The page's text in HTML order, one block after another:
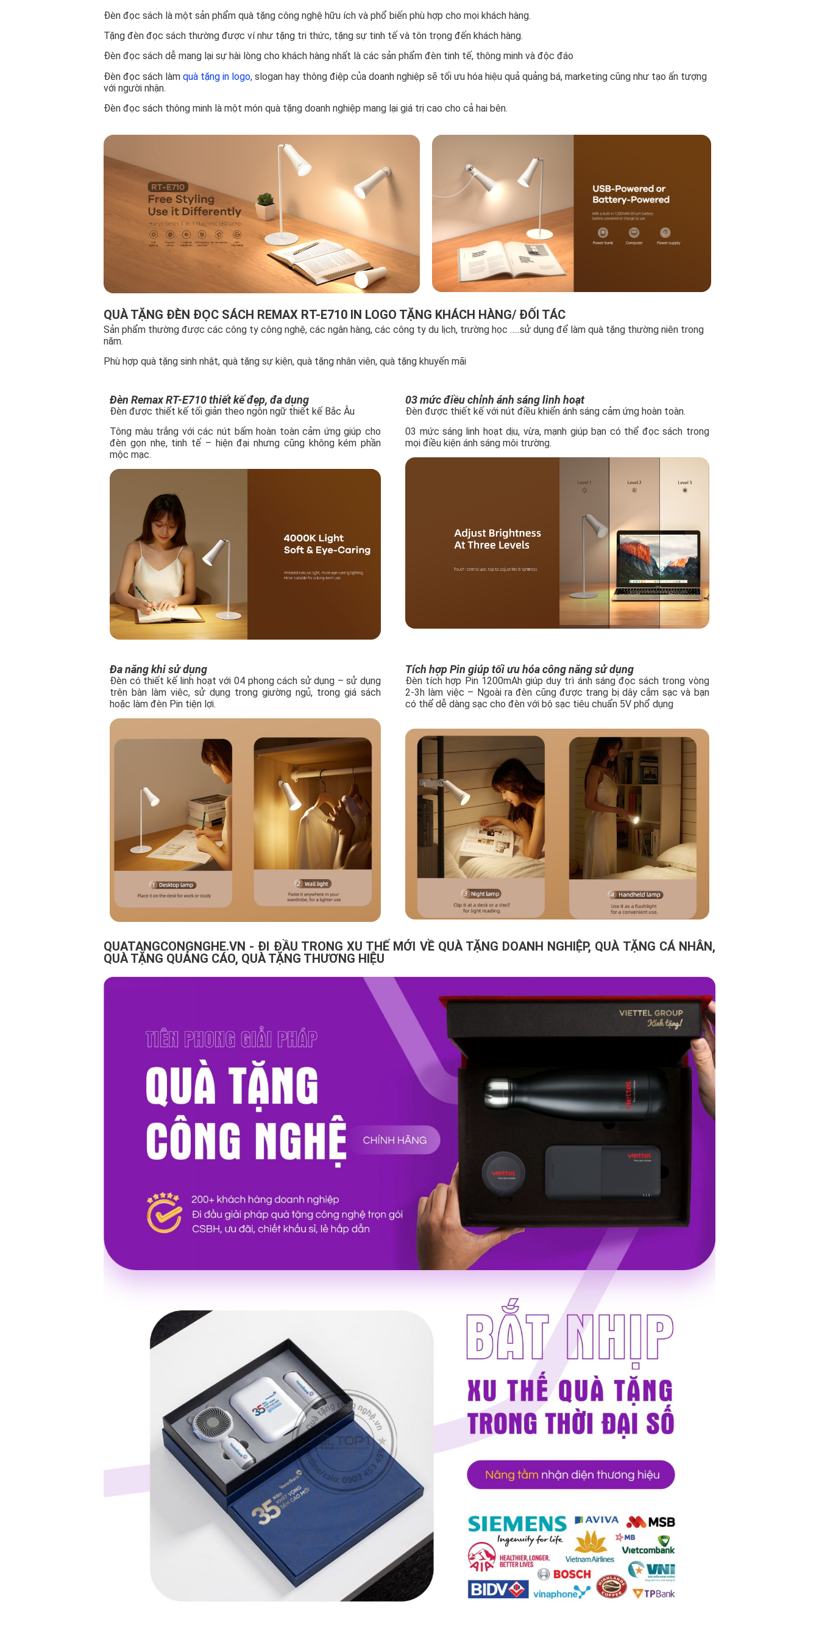
Đèn đọc sách là một sản phẩm quà tặng công nghệ hữu ích và phổ biến phù hợp cho mọi khách hàng.
Tặng đèn đọc sách thường được ví như tặng tri thức, tặng sự tinh tế và tôn trọng đến khách hàng.
Đèn đọc sách dễ mang lại sự hài lòng cho khách hàng nhất là các sản phẩm đèn tinh tế, thông minh và độc đáo
Đèn đọc sách làm quà tặng in logo, slogan hay thông điệp của doanh nghiệp sẽ tối ưu hóa hiệu quả quảng bá, marketing cũng như tạo ấn tượng
với người nhận.
Đèn đọc sách thông minh là một món quà tặng doanh nghiệp mang lại giá trị cao cho cả hai bên.
QUÀ TẶNG ĐÈN ĐỌC SÁCH REMAX RT-E710 IN LOGO TẶNG KHÁCH HÀNG/ ĐỐI TÁC
Sản phẩm thường được các công ty công nghệ, các ngân hàng, các công ty du lịch, trường học …..sử dụng để làm quà tặng thường niên trong
năm.
Phù hợp quà tặng sinh nhật, quà tặng sự kiện, quà tặng nhân viên, quà tặng khuyến mãi
Đèn Remax RT-E710 thiết kế đẹp, đa dụng
Đèn được thiết kế tối giản theo ngôn ngữ thiết kế Bắc Âu
Tông màu trắng với các nút bấm hoàn toàn cảm ứng giúp cho
đèn gọn nhẹ, tinh tế – hiện đại nhưng cũng không kém phần
mộc mạc.
03 mức điều chỉnh ánh sáng linh hoạt
Đèn được thiết kế với nút điều khiển ánh sáng cảm ứng hoàn toàn.
03 mức sáng linh hoạt dịu, vừa, mạnh giúp bạn có thể đọc sách trong
mọi điều kiện ánh sáng môi trường.
Đa năng khi sử dụng​
Đèn có thiết kế linh hoạt với 04 phong cách sử dụng – sử dụng
trên bàn làm viêc, sử dụng trong giường ngủ, trong giá sách
hoặc làm đèn Pin tiện lợi.
Tích hợp Pin giúp tối ưu hóa công năng sử dụng
Đèn tích hợp Pin 1200mAh giúp duy trì ánh sáng đọc sách trong vòng
2-3h làm việc – Ngoài ra đèn cũng được trang bị dây cắm sạc và bạn
có thể dễ dàng sạc cho đèn với bộ sạc tiêu chuẩn 5V phổ dụng
QUATANGCONGNGHE.VN - ĐI ĐẦU TRONG XU THẾ MỚI VỀ QUÀ TẶNG DOANH NGHIỆP, QUÀ TẶNG CÁ NHÂN,
QUÀ TẶNG QUẢNG CÁO, QUÀ TẶNG THƯƠNG HIỆU